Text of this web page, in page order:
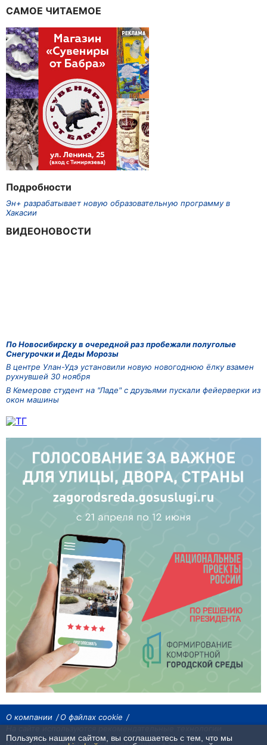
САМОЕ ЧИТАЕМОЕ
Подробности
Эн+ разрабатывает новую образовательную программу в
Хакасии
ВИДЕОНОВОСТИ
По Новосибирску в очередной раз пробежали полуголые
Снегурочки и Деды Морозы
В центре Улан-Удэ установили новую новогоднюю ёлку взамен
рухнувшей 30 ноября
В Кемерове студент на "Ладе" с друзьями пускали фейерверки из
окон машины
О компании
О файлах cookie
Сетевое издание «Байкал24». Все права охраняются законом.
Пользуясь нашим сайтом, вы соглашаетесь с тем, что мы